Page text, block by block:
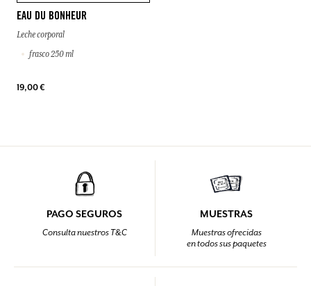
EAU DU BONHEUR
Leche corporal
frasco 250 ml
19,00 €
PAGO SEGUROS
Consulta nuestros T&C
MUESTRAS
Muestras ofrecidas
en todos sus paquetes